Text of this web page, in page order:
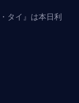
タイ』は本日利